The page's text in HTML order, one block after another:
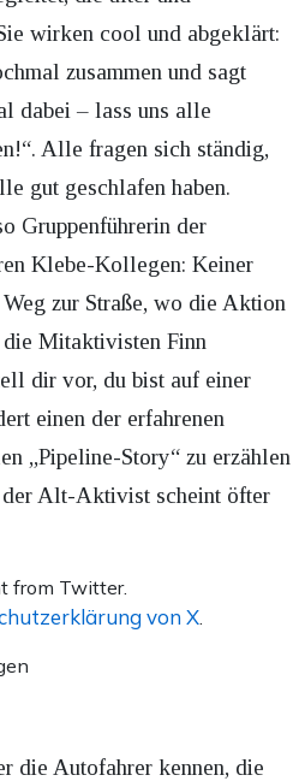
wirken cool und abgeklärt:
zusammen und sagt
dabei – lass uns alle
Alle fragen sich ständig,
gut geschlafen haben.
Gruppenführerin der
Klebe-Kollegen: Keiner
zur Straße, wo die Aktion
Mitaktivisten Finn
dir vor, du bist auf einer
einen der erfahrenen
„Pipeline-Story“ zu erzählen
Alt-Aktivist scheint öfter
from Twitter.
von X
die Autofahrer kennen, die